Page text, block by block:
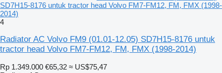
SD7H15-8176 untuk tractor head Volvo FM7-FM12, FM, FMX (1998-
2014)
4
Radiator AC Volvo FM9 (01.01-12.05) SD7H15-8176 untuk
tractor head Volvo FM7-FM12, FM, FMX (1998-2014)
Rp 1.349.000 €65,32 ≈ US$75,47